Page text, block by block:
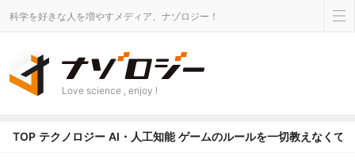
科学を好きな人を増やすメディア、ナゾロジー！
Love science , enjoy !
TOP テクノロジー AI・人工知能 ゲームのルールを一切教えなくて